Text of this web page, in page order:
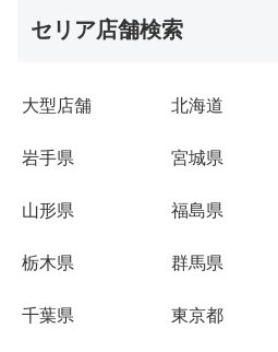
セリア店舗検索
大型店舗 北海道
岩手県 宮城県
山形県 福島県
栃木県 群馬県
千葉県 東京都